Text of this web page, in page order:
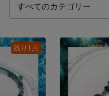
残り1点